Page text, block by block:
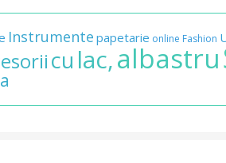
Instrumente papetarie online Fashion
cu lac,albastru